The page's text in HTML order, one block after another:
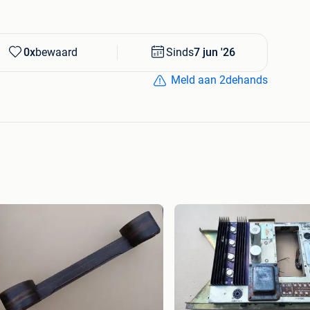
/17.00 uur
0xbewaard Sinds7 jun '26
Meld aan 2dehands